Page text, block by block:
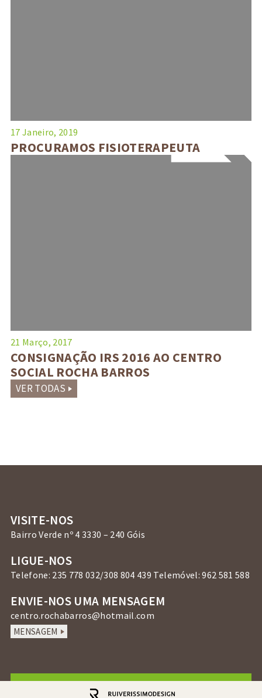
17 Janeiro, 2019
PROCURAMOS FISIOTERAPEUTA
21 Março, 2017
CONSIGNAÇÃO IRS 2016 AO CENTRO
SOCIAL ROCHA BARROS
VER TODAS
VISITE-NOS
Bairro Verde nº 4 3330 – 240 Góis
LIGUE-NOS
Telefone: 235 778 032/308 804 439 Telemóvel: 962 581 588
ENVIE-NOS UMA MENSAGEM
centro.rochabarros@hotmail.com
MENSAGEM